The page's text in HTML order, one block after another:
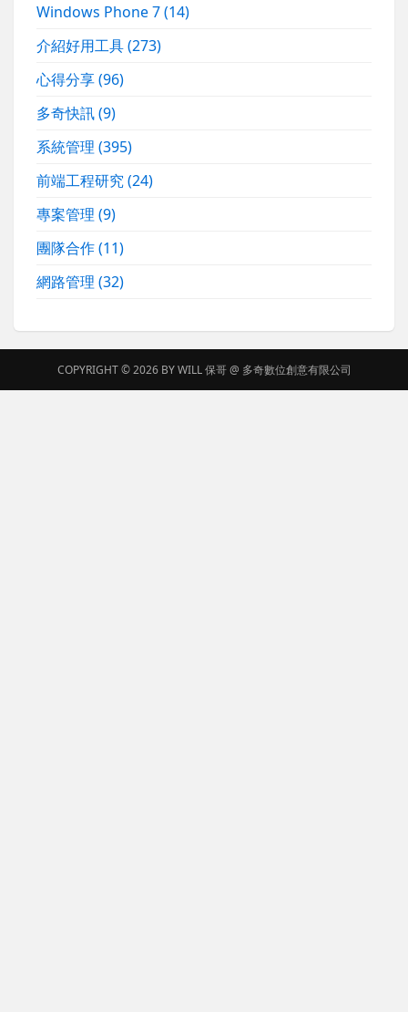
Windows Phone 7(14)
介紹好用工具(273)
心得分享(96)
多奇快訊(9)
系統管理(395)
前端工程研究(24)
專案管理(9)
團隊合作(11)
網路管理(32)
COPYRIGHT © 2026 BYWILL 保哥@ 多奇數位創意有限公司